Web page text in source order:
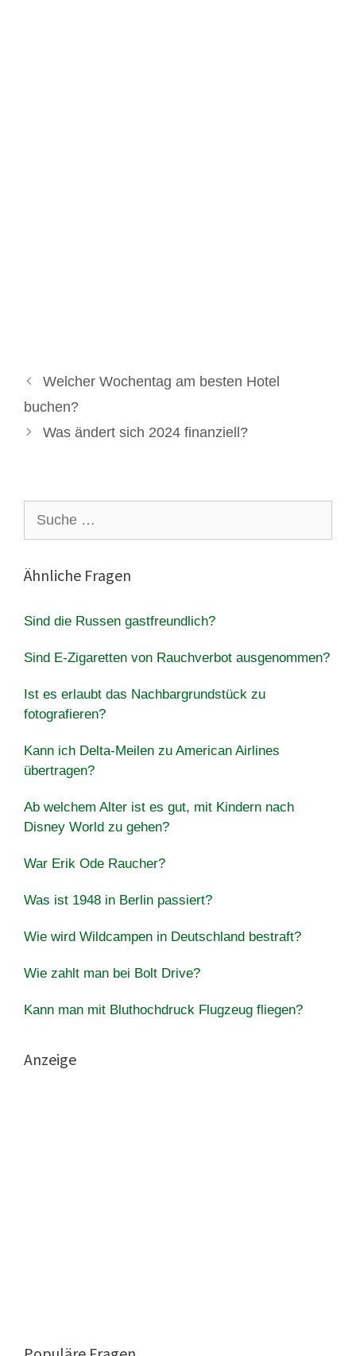
Welcher Wochentag am besten Hotel
buchen?
Was ändert sich 2024 finanziell?
nach:
Ähnliche Fragen
Sind die Russen gastfreundlich?
Sind E-Zigaretten von Rauchverbot ausgenommen?
Ist es erlaubt das Nachbargrundstück zu
fotografieren?
Kann ich Delta-Meilen zu American Airlines
übertragen?
Ab welchem ​​Alter ist es gut, mit Kindern nach
Disney World zu gehen?
War Erik Ode Raucher?
Was ist 1948 in Berlin passiert?
Wie wird Wildcampen in Deutschland bestraft?
Wie zahlt man bei Bolt Drive?
Kann man mit Bluthochdruck Flugzeug fliegen?
Anzeige